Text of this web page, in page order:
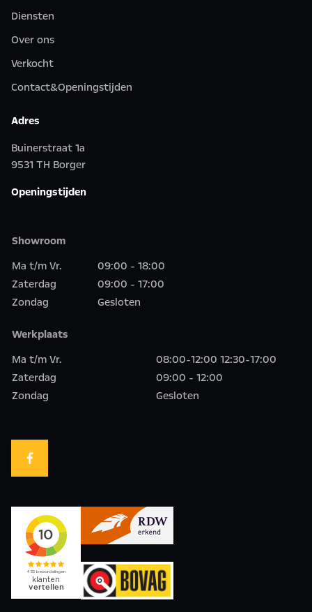
Diensten
Over ons
Verkocht
Contact&Openingstijden
Adres
Buinerstraat 1a
9531 TH Borger
Openingstijden
Showroom
Ma t/m Vr.
09:00 - 18:00
Zaterdag
09:00 - 17:00
Zondag
Gesloten
Werkplaats
Ma t/m Vr.
08:00-12:00 12:30-17:00
Zaterdag
09:00 - 12:00
Zondag
Gesloten